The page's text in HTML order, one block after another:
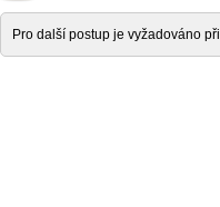
Pro další postup je vyžadováno